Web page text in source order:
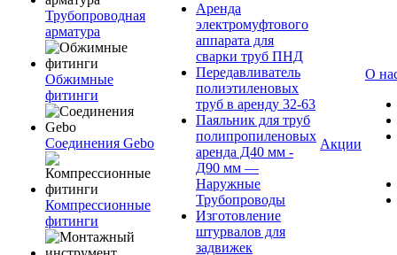
Трубопроводная
арматура
Обжимные
фитинги
Соединения Gebo
Компрессионные
фитинги
Аренда
электромуфтового
аппарата для
сварки труб ПНД
Передавливатель
полиэтиленовых
труб в аренду 32-63
Паяльник для труб
полипропиленовых
аренда Д40 мм -
Д90 мм —
Наружные
Трубопроводы
Изготовление
штурвалов для
задвижек
Акции
О